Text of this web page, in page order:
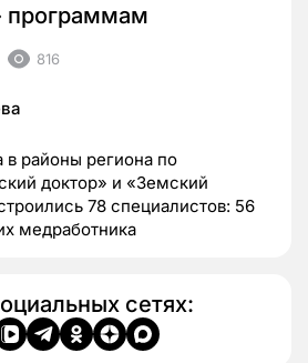
программам
816
в районы региона по
доктор» и «Земский
78 специалистов: 56
медработника
сетях: